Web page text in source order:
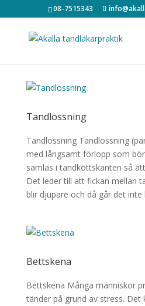
08-7515343
Tandlossning
Tandlossning Tandlossning
med långsamt förlopp som
samlas i tandköttskanten så
Det leder till att fickan mellan
blir djupare och då går det
Bettskena
Bettskena Många människor
tänder på grund av stress. Det